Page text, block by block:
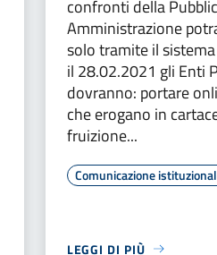
confronti della
Amministrazione
solo tramite il
il 28.02.2021 gli Enti
dovranno: portare
che erogano in
fruizione...
Comunicazione
LEGGI DI PIÙ